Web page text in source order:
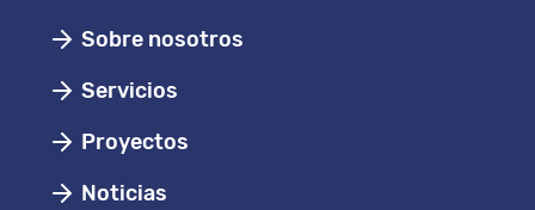
Sobre nosotros
Servicios
Proyectos
Noticias